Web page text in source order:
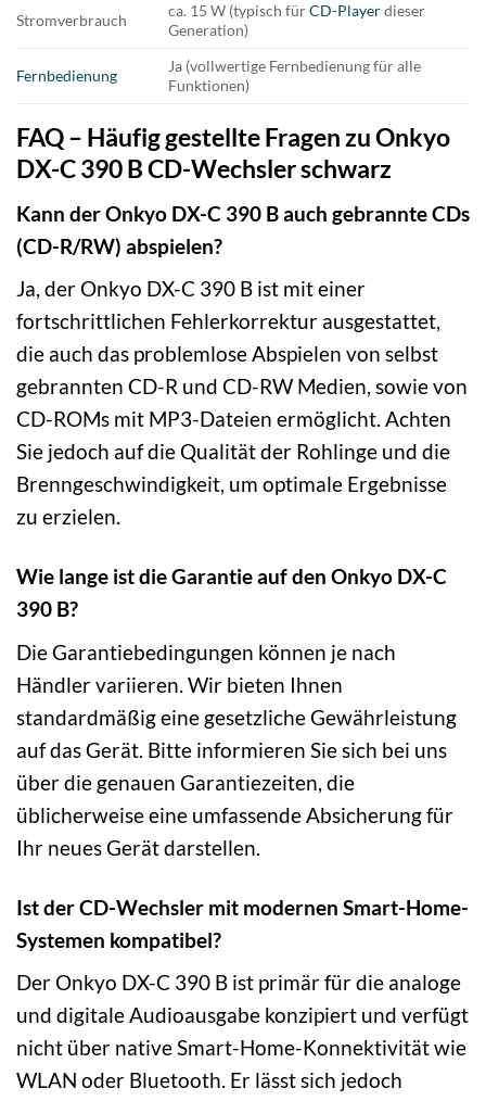
Stromverbrauch
ca. 15 W (typisch fürCD-Playerdieser
Generation)
Fernbedienung
Ja (vollwertige Fernbedienung für alle
Funktionen)
FAQ – Häufig gestellte Fragen zu Onkyo
DX-C 390 B CD-Wechsler schwarz
Kann der Onkyo DX-C 390 B auch gebrannte CDs
(CD-R/RW) abspielen?
Ja, der Onkyo DX-C 390 B ist mit einer
fortschrittlichen Fehlerkorrektur ausgestattet,
die auch das problemlose Abspielen von selbst
gebrannten CD-R und CD-RW Medien, sowie von
CD-ROMs mit MP3-Dateien ermöglicht. Achten
Sie jedoch auf die Qualität der Rohlinge und die
Brenngeschwindigkeit, um optimale Ergebnisse
zu erzielen.
Wie lange ist die Garantie auf den Onkyo DX-C
390 B?
Die Garantiebedingungen können je nach
Händler variieren. Wir bieten Ihnen
standardmäßig eine gesetzliche Gewährleistung
auf das Gerät. Bitte informieren Sie sich bei uns
über die genauen Garantiezeiten, die
üblicherweise eine umfassende Absicherung für
Ihr neues Gerät darstellen.
Ist der CD-Wechsler mit modernen Smart-Home-
Systemen kompatibel?
Der Onkyo DX-C 390 B ist primär für die analoge
und digitale Audioausgabe konzipiert und verfügt
nicht über native Smart-Home-Konnektivität wie
WLAN oder Bluetooth. Er lässt sich jedoch